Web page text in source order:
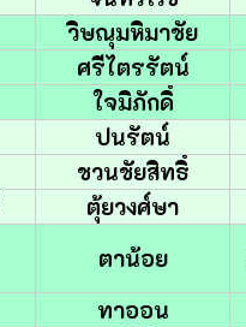
วิษณุมหิมาชัย
ศรีไตรรัตน์
ใจมิภักดิ์
ปนรัตน์
ชวนชัยสิทธิ์
ตุ้ยวงศ์ษา
ตาน้อย
ทาออน